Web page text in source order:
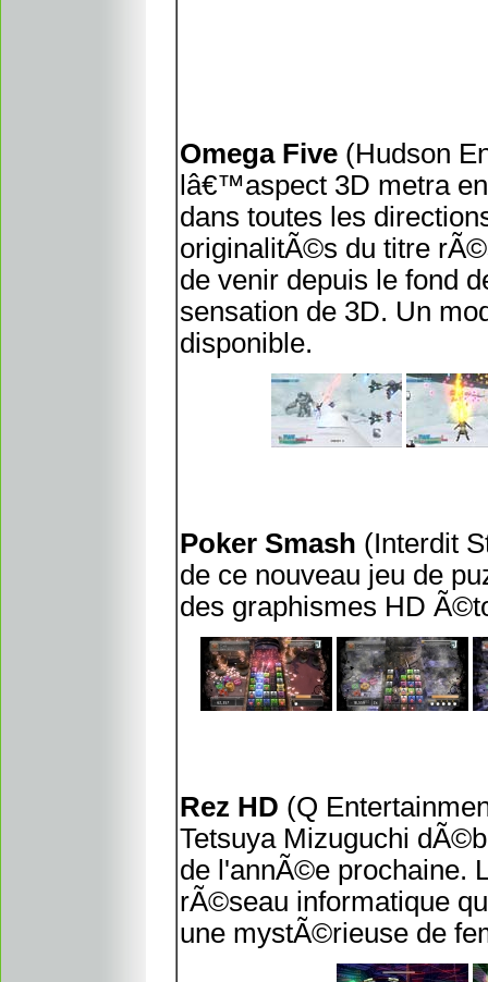
Omega Five(Hudson
lâ€™aspect 3D metra
dans toutes les
originalitÃ©s du titre
de venir depuis le fond
sensation de 3D. Un
disponible.
Poker Smash (Interdit
de ce nouveau jeu de
des graphismes HD
Rez HD (Q
Tetsuya Mizuguchi
de l'annÃ©e prochaine.
rÃ©seau informatique
une mystÃ©rieuse de